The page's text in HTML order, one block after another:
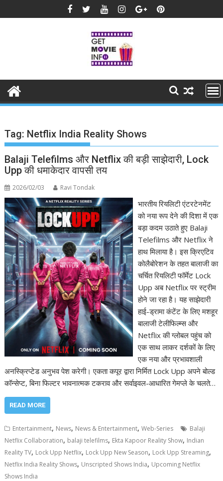
to
Tag: Netflix India Reality Shows
Balaji Telefilms और Netflix की बड़ी साझेदारी, Lock
Upp की धमाकेदार वापसी तय
2026/02/03 Ravi Tondak
भारतीय रियलिटी एंटरटेनमेंट
को नया रूप देने की दिशा में एक
बड़ा कदम उठाते हुए Balaji
Telefilms और Netflix ने
हाथ मिलाया है। इस क्रिएटिव
कोलैबोरेशन के तहत बालाजी का
चर्चित रियलिटी फॉर्मेट Lock
Upp अब Netflix पर स्ट्रीम
होने जा रहा है। यह साझेदारी
हाई-ड्रामा कंटेंट के लिए मशहूर
बालाजी टेलीफिल्म्स और
Netflix की ग्लोबल पहुंच को
एक साथ लाकर दर्शकों के लिए
एक नया और प्रभावशाली
अनस्क्रिप्टेड अनुभव पेश करेगी। एकता कपूर द्वारा निर्मित Lock Upp अपने बोल्ड
कॉन्सेप्ट, बिना फिल्टर भावनात्मक टकराव और सर्वाइवल-आधारित गेमप्ले के चलते…
READ MORE
Entertainment, News, News & Entertainment,Web-Series
Balaji
Netflix Collaboration, balaji telefilms, Ekta Kapoor Reality Show, Indian
Reality TV, Lock Upp Netflix, Lock Upp New Season, Lock Upp Streaming,
Netflix India Reality Shows, Unscripted Shows India, Upcoming Netflix
Shows India